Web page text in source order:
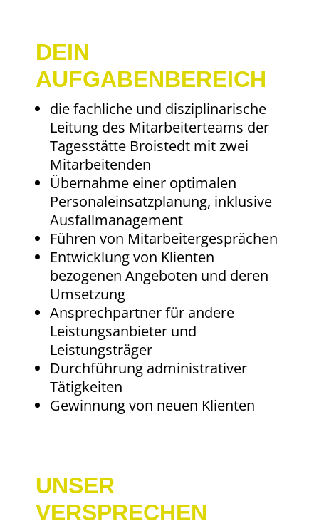
DEIN
AUFGABENBEREICH
die fachliche und disziplinarische
Leitung des Mitarbeiterteams der
Tagesstätte Broistedt mit zwei
Mitarbeitenden
Übernahme einer optimalen
Personaleinsatzplanung, inklusive
Ausfallmanagement
Führen von Mitarbeitergesprächen
Entwicklung von Klienten
bezogenen Angeboten und deren
Umsetzung
Ansprechpartner für andere
Leistungsanbieter und
Leistungsträger
Durchführung administrativer
Tätigkeiten
Gewinnung von neuen Klienten
UNSER
VERSPRECHEN